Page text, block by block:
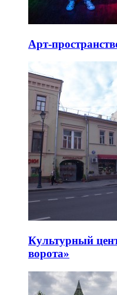
Арт-
Культурный
ворота»